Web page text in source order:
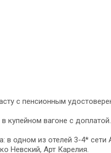
c пенсионным
купейном вагоне с доплатой.
в одном из отелей 3-4* сети
Невский, Арт Карелия.